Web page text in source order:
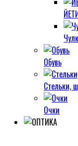
Обувь
Стельки,
Очки